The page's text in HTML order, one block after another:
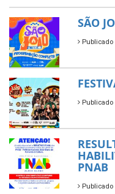
SÃO
PNAB
Publicado